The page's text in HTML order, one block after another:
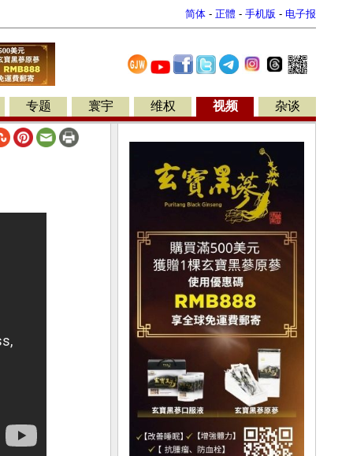
简体 - 正體 - 手机版 - 电子报
专题 寰宇 维权 视频 杂谈